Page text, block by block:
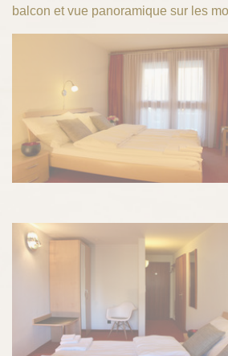
balcon et vue panoramique sur les